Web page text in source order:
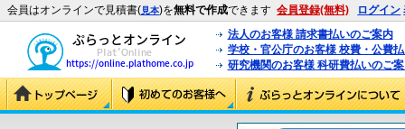
会員はオンラインで見積書(見本)を無料で作成できます 会員登録(無料) ログイン
法人のお客様 請求書払いのご案内
学校・官公庁のお客様 校費・公費
研究機関のお客様 科研費払いのご